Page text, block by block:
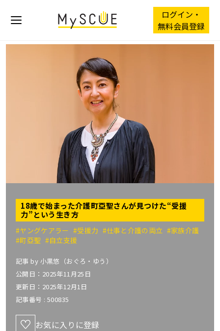
ログイン・
無料会員登録
18歳で始まった介護――町亞聖さんが見つけた“受援
力”という生き方
#ヤングケアラー #受援力 #仕事と介護の両立 #家族介護
#町亞聖 #自立支援
記事 by 小黒悠（おぐろ・ゆう）
公開日：2025年11月25日
更新日：2025年12月1日
記事番号 : 500835
お気に入りに登録